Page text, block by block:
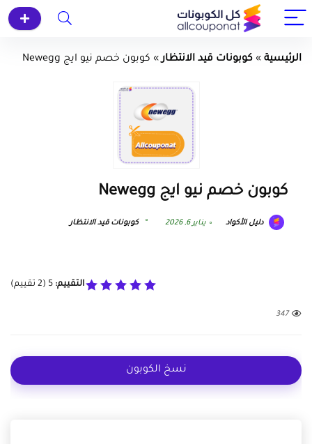
الرئيسية » كوبونات قيد الانتظار» كوبون خصم نيو ايج Newegg
كوبون خصم نيو ايج Newegg
دليل الأكواد يناير 6, 2026 كوبونات قيد الانتظار
التقييم: 5
(
2 تقييم)
347
نسخ الكوبون